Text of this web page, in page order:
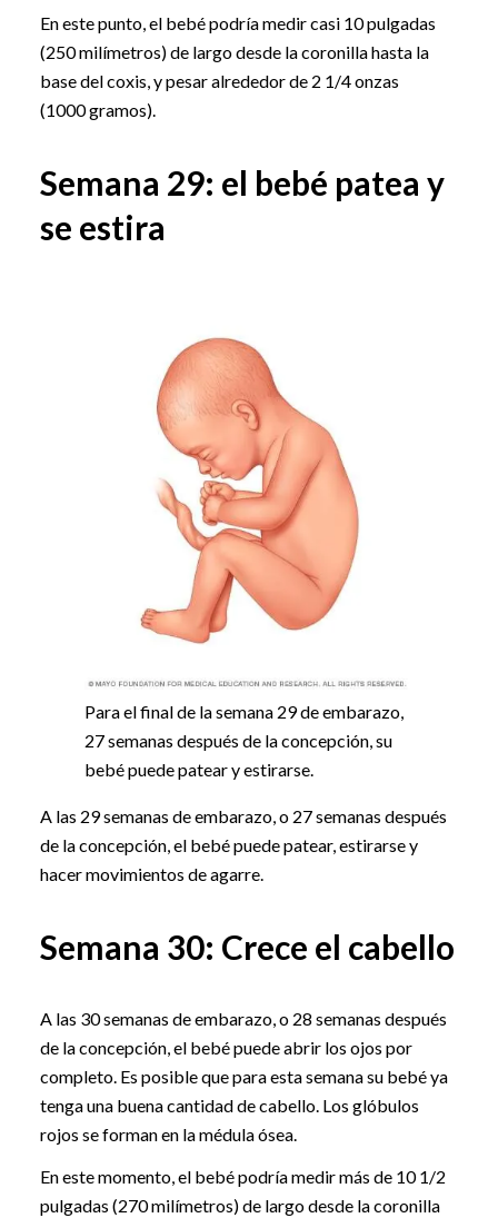
En este punto, el bebé podría medir casi 10 pulgadas
(250 milímetros) de largo desde la coronilla hasta la
base del coxis, y pesar alrededor de 2 1/4 onzas
(1000 gramos).
Semana 29: el bebé patea y
se estira
Para el final de la semana 29 de embarazo,
27 semanas después de la concepción, su
bebé puede patear y estirarse.
A las 29 semanas de embarazo, o 27 semanas después
de la concepción, el bebé puede patear, estirarse y
hacer movimientos de agarre.
Semana 30: Crece el cabello
A las 30 semanas de embarazo, o 28 semanas después
de la concepción, el bebé puede abrir los ojos por
completo. Es posible que para esta semana su bebé ya
tenga una buena cantidad de cabello. Los glóbulos
rojos se forman en la médula ósea.
En este momento, el bebé podría medir más de 10 1/2
pulgadas (270 milímetros) de largo desde la coronilla